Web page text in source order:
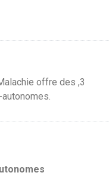
offre des ,3